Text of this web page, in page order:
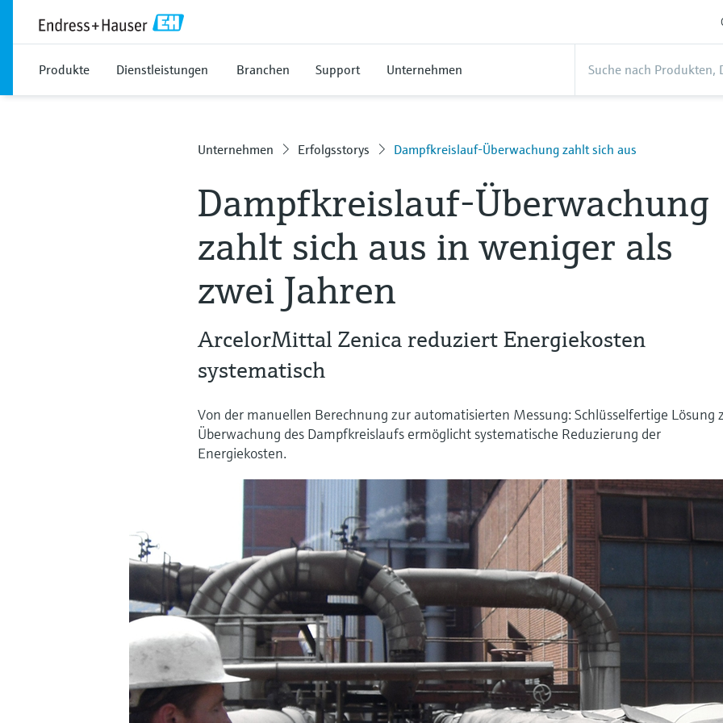
Produkte Dienstleistungen Branchen Support Unternehmen
Unternehmen Erfolgsstorys Dampfkreislauf-Überwachung zahlt sich aus
Dampfkreislauf-Überwachung
zahlt sich aus in weniger als
zwei Jahren
ArcelorMittal Zenica reduziert Energiekosten
systematisch
Von der manuellen Berechnung zur automatisierten Messung: Schlüsselfertige Lösung
Überwachung des Dampfkreislaufs ermöglicht systematische Reduzierung der
Energiekosten.